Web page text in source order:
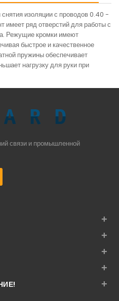
изоляции с проводов 0.40 -
ряд отверстий для работы с
Режущие кромки имеют
быстрое и качественное
пружины обеспечивает
нагрузку для руки при
связи и промышленной
+
+
+
+
+